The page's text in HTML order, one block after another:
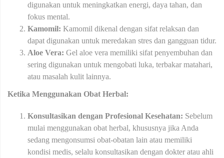
digunakan untuk meningkatkan energi, daya tahan, dan
fokus mental.
Kamomil: Kamomil dikenal dengan sifat relaksan dan
dapat digunakan untuk meredakan stres dan gangguan tidur.
Aloe Vera: Gel aloe vera memiliki sifat penyembuhan dan
sering digunakan untuk mengobati luka, terbakar matahari,
atau masalah kulit lainnya.
Ketika Menggunakan Obat Herbal:
Konsultasikan dengan Profesional Kesehatan: Sebelum
mulai menggunakan obat herbal, khususnya jika Anda
sedang mengonsumsi obat-obatan lain atau memiliki
kondisi medis, selalu konsultasikan dengan dokter atau ahli